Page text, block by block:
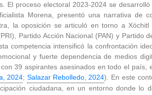
El proceso electoral 2023-2024 se
Morena, presentó una narrativa de
la oposición se articuló en torno a
Partido Acción Nacional (PAN) y Partido
competencia intensificó la confrontación
y fuerte dependencia de medios
39 aspirantes asesinados en todo el
2024; Salazar Rebolledo, 2024). En este
ciudadana, en un entorno donde